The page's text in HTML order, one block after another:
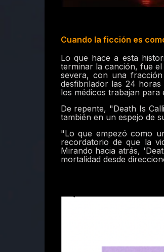
Cuando la ficción es
Lo que hace a esta
terminar la canción, fue
severa, con una
desfibrilador las 24
los médicos trabajan
De repente, "Death Is
también en un espejo de
"Lo que empezó como
recordatorio de que la
Mirando hacia atrás,
mortalidad desde